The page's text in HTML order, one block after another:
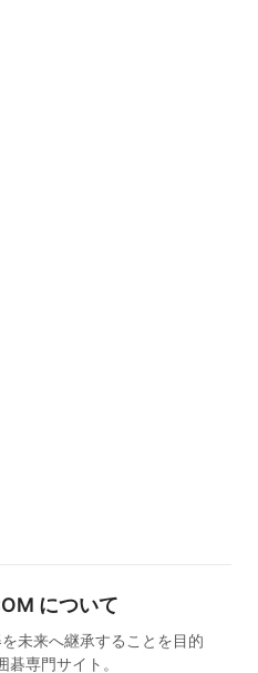
について
未来へ継承することを目的
碁専門サイト。